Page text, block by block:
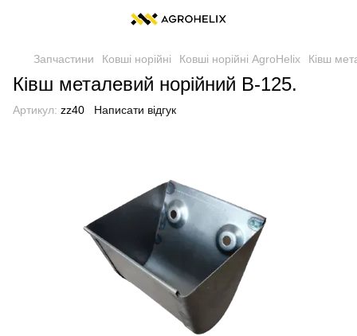
Запчастини Ковші норійні Ковші норійні AgroHelix Ківш
Ківш металевий норійний В-125.
Артикул: zz40 Написати відгук